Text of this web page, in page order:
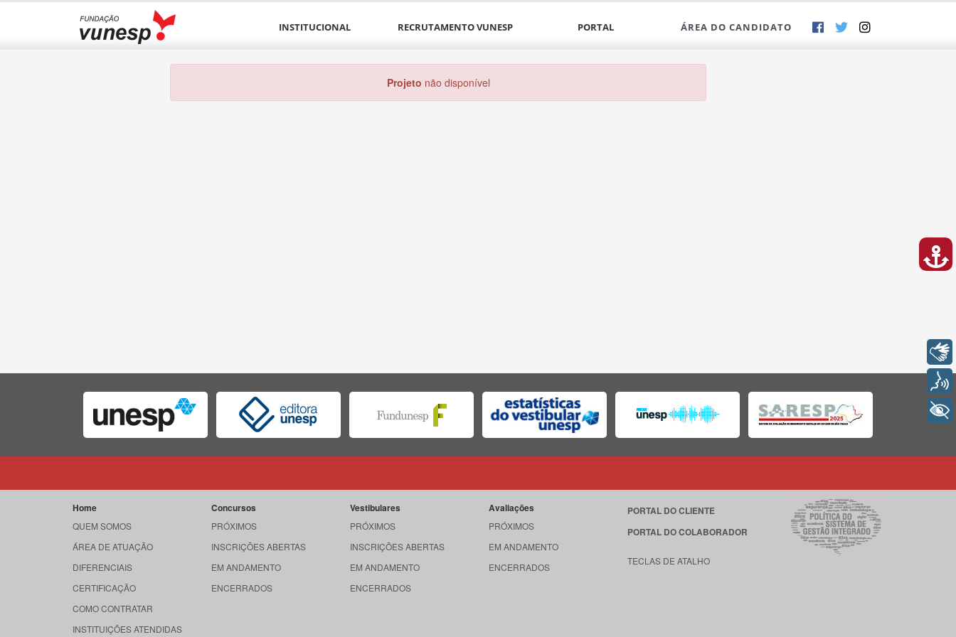
INSTITUCIONAL RECRUTAMENTO VUNESP PORTAL ÁREA DO CANDIDATO
Projeto não disponível
Home
QUEM SOMOS
ÁREA DE ATUAÇÃO
DIFERENCIAIS
CERTIFICAÇÃO
COMO CONTRATAR
INSTITUIÇÕES ATENDIDAS
Concursos
PRÓXIMOS
INSCRIÇÕES ABERTAS
EM ANDAMENTO
ENCERRADOS
Vestibulares
PRÓXIMOS
INSCRIÇÕES ABERTAS
EM ANDAMENTO
ENCERRADOS
Avaliações
PRÓXIMOS
EM ANDAMENTO
ENCERRADOS
PORTAL DO CLIENTE
PORTAL DO COLABORADOR
TECLAS DE ATALHO
+ Acessibilidade